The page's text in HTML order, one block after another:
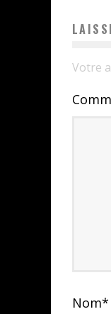
Votre
Nom*